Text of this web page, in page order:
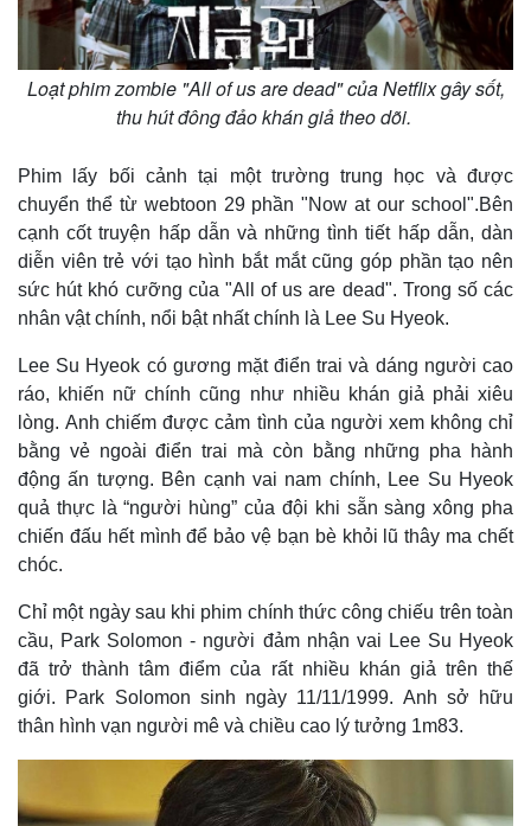
Thế giới
Quan sát
Cuộc sống đó đây
Hồ sơ
Multimedia
Video
Ảnh
E-Magazine
Loạt phim zombie "All of us are dead" của Netflix gây sốt,
thu hút đông đảo khán giả theo dõi.
Phim lấy bối cảnh tại một trường trung học và được
chuyển thể từ webtoon 29 phần "Now at our school".Bên
cạnh cốt truyện hấp dẫn và những tình tiết hấp dẫn, dàn
diễn viên trẻ với tạo hình bắt mắt cũng góp phần tạo nên
sức hút khó cưỡng của "All of us are dead". Trong số các
nhân vật chính, nổi bật nhất chính là Lee Su Hyeok.
Lee Su Hyeok có gương mặt điển trai và dáng người cao
ráo, khiến nữ chính cũng như nhiều khán giả phải xiêu
lòng. Anh chiếm được cảm tình của người xem không chỉ
bằng vẻ ngoài điển trai mà còn bằng những pha hành
động ấn tượng. Bên cạnh vai nam chính, Lee Su Hyeok
quả thực là “người hùng” của đội khi sẵn sàng xông pha
chiến đấu hết mình để bảo vệ bạn bè khỏi lũ thây ma chết
chóc.
Chỉ một ngày sau khi phim chính thức công chiếu trên toàn
cầu, Park Solomon - người đảm nhận vai Lee Su Hyeok
đã trở thành tâm điểm của rất nhiều khán giả trên thế
giới. Park Solomon sinh ngày 11/11/1999. Anh sở hữu
thân hình vạn người mê và chiều cao lý tưởng 1m83.